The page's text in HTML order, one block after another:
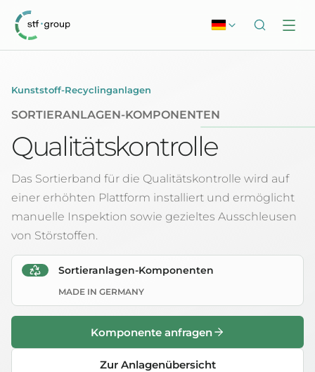
Kunststoff-Recyclinganlagen
SORTIERANLAGEN-KOMPONENTEN
Qualitätskontrolle
Das Sortierband für die Qualitätskontrolle wird auf
einer erhöhten Plattform installiert und ermöglicht
manuelle Inspektion sowie gezieltes Ausschleusen
von Störstoffen.
Sortieranlagen-Komponenten
MADE IN GERMANY
Komponente anfragen
Zur Anlagenübersicht